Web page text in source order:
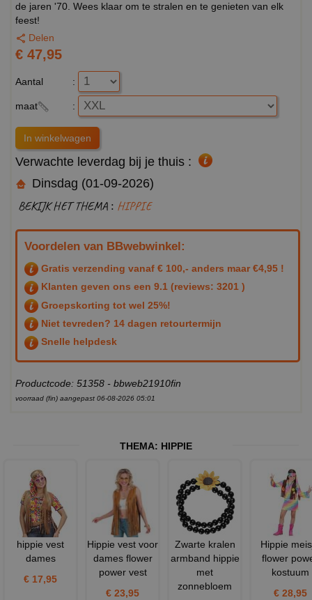
de jaren '70. Wees klaar om te stralen en te genieten van elk
feest!
Delen
€ 47,95
Aantal :
maat :
Verwachte leverdag bij je thuis :
Dinsdag (01-09-2026)
BEKIJK HET THEMA : HIPPIE
Voordelen van BBwebwinkel:
Gratis verzending vanaf € 100,- anders maar €4,95 !
Klanten geven ons een 9.1 (reviews: 3201 )
Groepskorting tot wel 25%!
Niet tevreden? 14 dagen retourtermijn
Snelle helpdesk
Productcode: 51358 - bbweb21910fin
voorraad (fin) aangepast 06-08-2026 05:01
THEMA: HIPPIE
hippie vest
dames
€ 17,95
Hippie vest voor
dames flower
power vest
€ 23,95
Zwarte kralen
armband hippie
met
zonnebloem
Hippie
flower
kostuum
€ 28,95